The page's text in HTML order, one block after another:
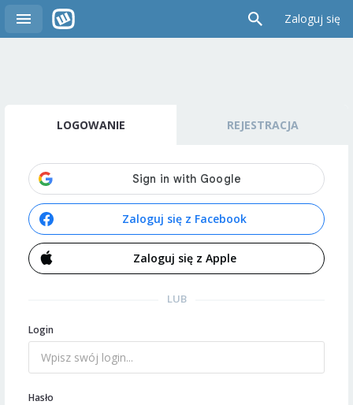
Zaloguj się
LOGOWANIE REJESTRACJA
Zaloguj się z Facebook
Zaloguj się z Apple
LUB
Login
Hasło